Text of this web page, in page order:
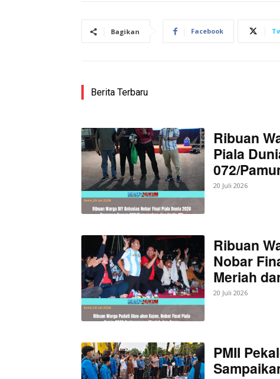
SUBSCRIBE
Sempat
Bagikan Facebook
Berita Terbaru
Ribuan
Piala
072/
20 Juli 2026
Ribuan
Nobar
Meriah
20 Juli 2026
PMII